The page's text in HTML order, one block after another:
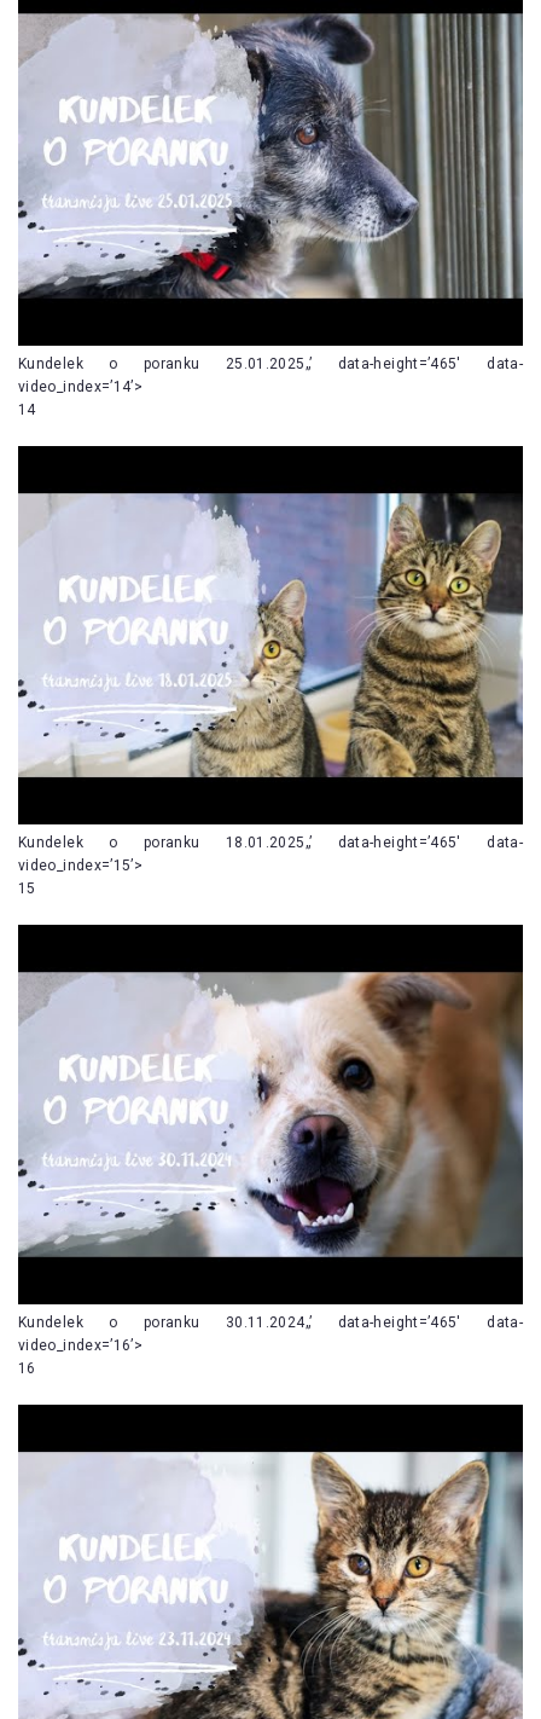
Kundelek o poranku 25.01.2025„’ data-height=’465′ data-
video_index=’14’>
14
Kundelek o poranku 18.01.2025„’ data-height=’465′ data-
video_index=’15’>
15
Kundelek o poranku 30.11.2024„’ data-height=’465′ data-
video_index=’16’>
16